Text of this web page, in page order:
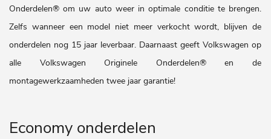
Onderdelen® om uw auto weer in optimale conditie te brengen.
Zelfs wanneer een model niet meer verkocht wordt, blijven de
onderdelen nog 15 jaar leverbaar. Daarnaast geeft Volkswagen op
alle Volkswagen Originele Onderdelen® en de
montagewerkzaamheden twee jaar garantie!
Economy onderdelen